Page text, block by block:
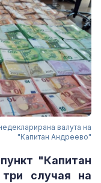
валута на
"Капитан Андреево"
"Капитан
случая на